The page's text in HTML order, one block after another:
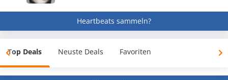
Heartbeats sammeln?
Top Deals Neuste Deals Favoriten